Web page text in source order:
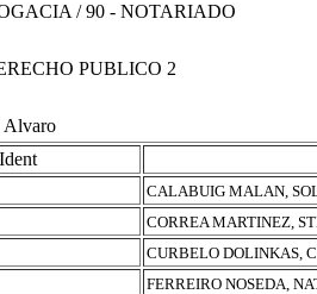
/ 90 - NOTARIADO
PUBLICO 2
Alvaro
CALABUIG MALAN,
CORREA MARTINEZ,
CURBELO DOLINKAS,
FERREIRO NOSEDA,